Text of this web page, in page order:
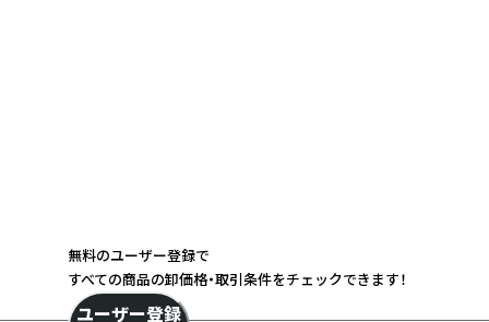
無料のユーザー登録で
すべての商品の卸価格・取引条件をチェックできます！
ユーザー登録